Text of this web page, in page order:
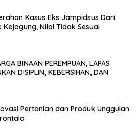
Kasus Eks Jampidsus Dari
Kejagung, Nilai Tidak Sesuai
BINAAN PEREMPUAN, LAPAS
DISIPLIN, KEBERSIHAN, DAN
Pertanian dan Produk Unggulan